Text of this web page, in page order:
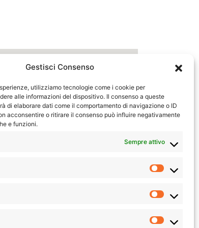
Gestisci Consenso
utilizziamo tecnologie come i cookie per
alle informazioni del dispositivo. Il consenso a queste
di elaborare dati come il comportamento di navigazione o ID
acconsentire o ritirare il consenso può influire negativamente
e funzioni.
Sempre attivo
di un numero, dello sconto,
di un numero rispetto a un
è il numero di cui vuoi